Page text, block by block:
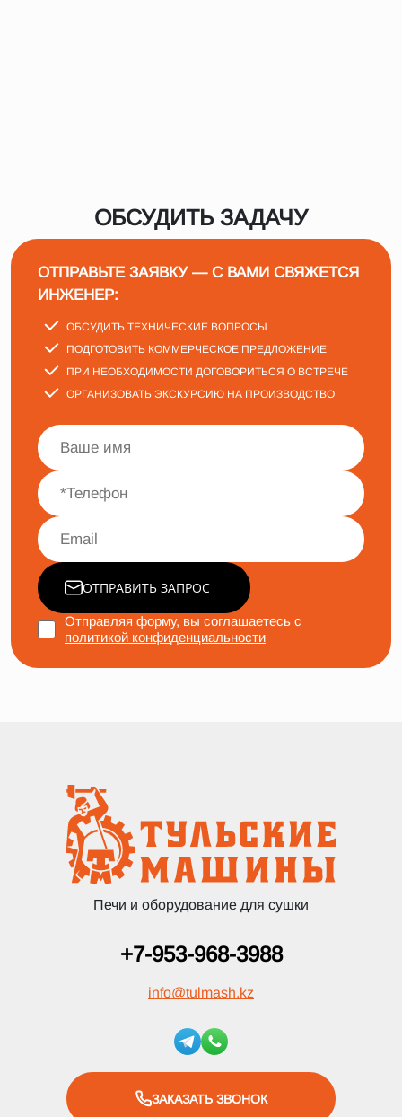
ОБСУДИТЬ ЗАДАЧУ
ОТПРАВЬТЕ ЗАЯВКУ — С ВАМИ СВЯЖЕТСЯ
ИНЖЕНЕР:
ОБСУДИТЬ ТЕХНИЧЕСКИЕ ВОПРОСЫ
ПОДГОТОВИТЬ КОММЕРЧЕСКОЕ ПРЕДЛОЖЕНИЕ
ПРИ НЕОБХОДИМОСТИ ДОГОВОРИТЬСЯ О ВСТРЕЧЕ
ОРГАНИЗОВАТЬ ЭКСКУРСИЮ НА ПРОИЗВОДСТВО
ОТПРАВИТЬ ЗАПРОС
Отправляя форму, вы соглашаетесь с
политикой конфиденциальности
Печи и оборудование для сушки
+7-953-968-3988
info@tulmash.kz
ЗАКАЗАТЬ ЗВОНОК